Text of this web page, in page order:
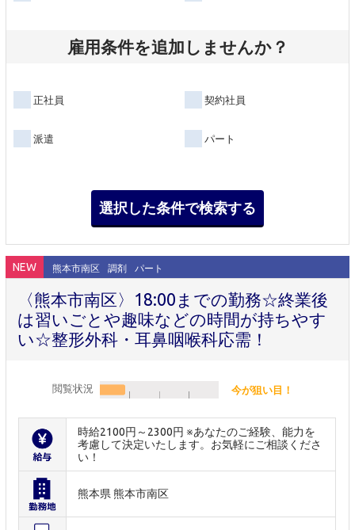
雇用条件を追加しませんか？
正社員 契約社員
派遣 パート
NEW 熊本市南区 調剤 パート
〈熊本市南区〉18:00までの勤務☆終業後
は習いごとや趣味などの時間が持ちやす
い☆整形外科・耳鼻咽喉科応需！
閲覧状況 今が狙い目！
時給2100円～2300円 ※あなたのご経験、能力を
考慮して決定いたします。お気軽にご相談くださ
い！
熊本県 熊本市南区